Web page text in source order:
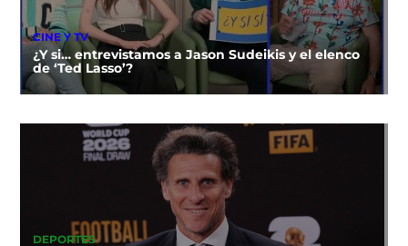
CINE Y TV
¿Y si… entrevistamos a Jason Sudeikis y el elenco
de ‘Ted Lasso’?
DEPORTES